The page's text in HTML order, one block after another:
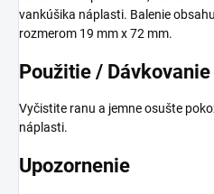
vankúšika náplasti. Balenie
rozmerom 19 mm x 72 mm.
Použitie / Dávkovanie
Vyčistite ranu a jemne osušte
náplasti.
Upozornenie